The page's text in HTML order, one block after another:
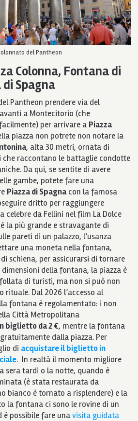
del Pantheon
Colonna, Fontana di
di Spagna
Pantheon prendere via del
a Montecitorio (che
per arrivare a Piazza
piazza non potrete non notare la
, alta 30 metri, ornata di
raccontano le battaglie condotte
Da qui, se sentite di avere
gambe, potete fare una
Piazza di Spagnacon la famosa
dritto per raggiungere
celebre da Fellini nel film La Dolce
la più grande e stravagante di
pareti di un palazzo, l’usanza
una moneta nella fontana,
schiena, per assicurarsi di tornare
dimensioni della fontana, la piazza è
di turisti, ma non si può non
rituale. Dal 2026 l’accesso al
fontana è regolamentato: i non
Città Metropolitana
biglietto da 2 €, mentre la fontana
dalla piazza. Per
di acquistare il biglietto in
. In realtà il momento migliore
sera tardi o la notte, quando è
(è stata restaurata da
bianco è tornato a risplendere) e la
la fontana ci sono le rovine di un
possibile fare unavisita guidata